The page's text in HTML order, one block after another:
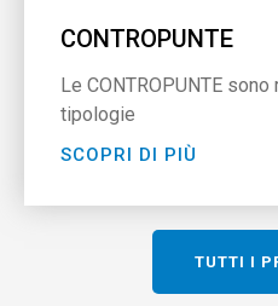
CONTROPUNTE
Le CONTROPUNTE
tipologie
SCOPRI DI PIÙ
TUTTI I